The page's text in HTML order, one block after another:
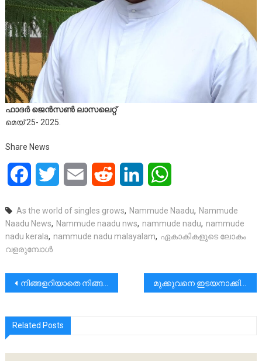
ഫാദർ ജെൻസൺ ലാസലെറ്റ്
മെയ് 25- 2025.
Share News
FacebookTwitter Email Reddit LinkedIn
As the world of singles grows, Nammude Naadu, Nammude
Naadu News, Nammude naadu nws, nammude nadu, nammude
nadu kerala, nammude nadu malayalam, ഏകാകികളുടെ ലോകം
വളരുമ്പോൾ
പോസ്റ്റുകളിലൂടെ
നിങ്ങളറിയാതെ നിങ്ങളുടെ കുടുംബം തകർക്കുന്നത് ഇതാണ്!! | Rev Dr Vincent Variath മുക്കുവനെ ഇടയനാക്കിമഹാത്ഭുതം ചെയ്യുന്നവന്
Related Posts